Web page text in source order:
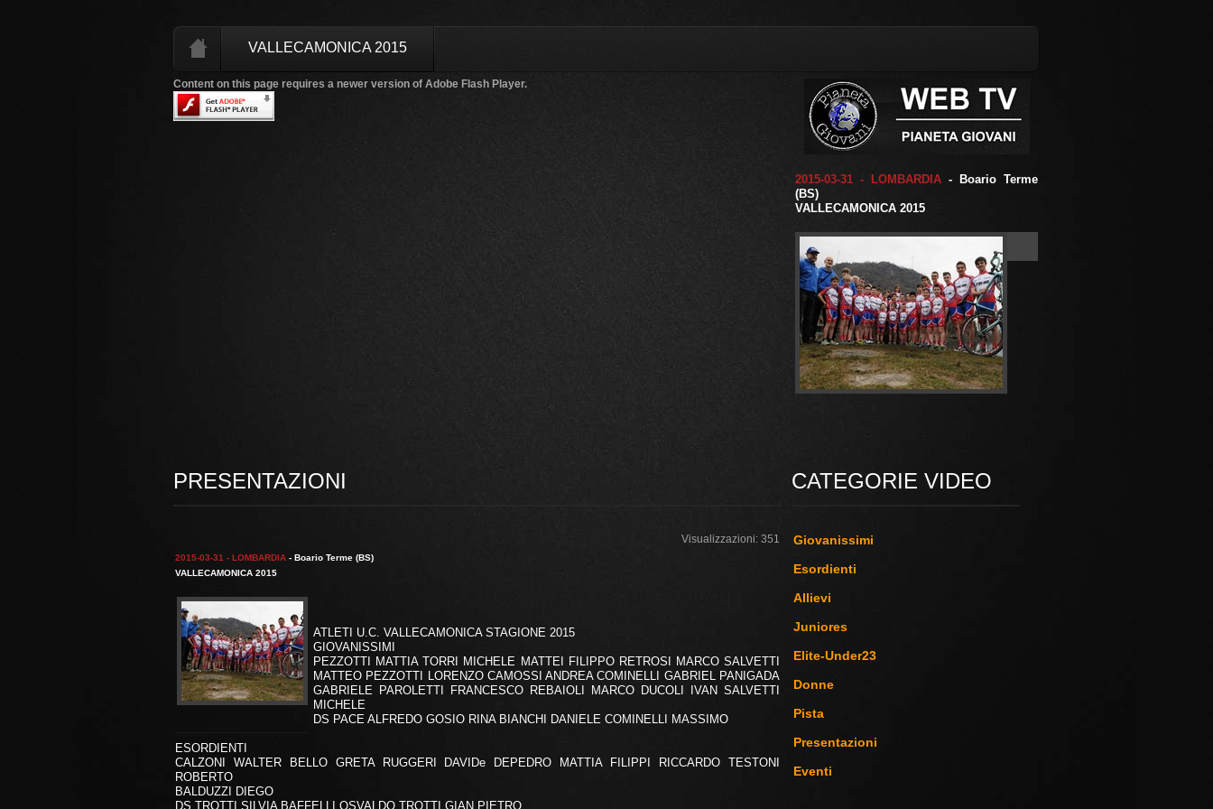
VALLECAMONICA 2015
Content on this page requires a newer version of Adobe Flash Player.
2015-03-31 - LOMBARDIA - Boario Terme
(BS)
VALLECAMONICA 2015
PRESENTAZIONI
Visualizzazioni: 351
2015-03-31 - LOMBARDIA - Boario Terme (BS)
VALLECAMONICA 2015
ATLETI U.C. VALLECAMONICA STAGIONE 2015
GIOVANISSIMI
PEZZOTTI MATTIA TORRI MICHELE MATTEI FILIPPO RETROSI MARCO SALVETTI
MATTEO PEZZOTTI LORENZO CAMOSSI ANDREA COMINELLI GABRIEL PANIGADA
GABRIELE PAROLETTI FRANCESCO REBAIOLI MARCO DUCOLI IVAN SALVETTI
MICHELE
DS PACE ALFREDO GOSIO RINA BIANCHI DANIELE COMINELLI MASSIMO
ESORDIENTI
CALZONI WALTER BELLO GRETA RUGGERI DAVIDe DEPEDRO MATTIA FILIPPI RICCARDO TESTONI
ROBERTO
BALDUZZI DIEGO
DS TROTTI SILVIA BAFFELLI OSVALDO TROTTI GIAN PIETRO
CATEGORIE VIDEO
Giovanissimi
Esordienti
Allievi
Juniores
Elite-Under23
Donne
Pista
Presentazioni
Eventi